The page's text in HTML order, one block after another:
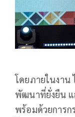
โดยภายในงาน
พัฒนาที่ยั่งยืน แ
พร้อมด้วยการก